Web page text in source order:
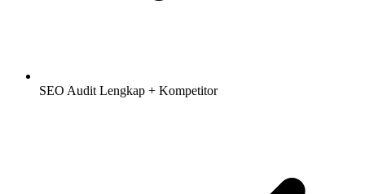
SEO Audit Lengkap + Kompetitor